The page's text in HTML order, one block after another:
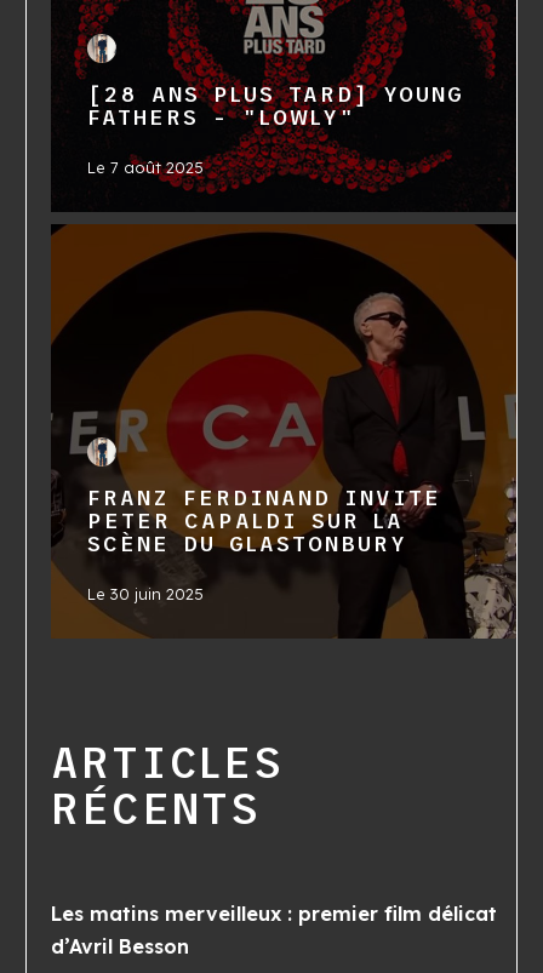
[28 ANS PLUS TARD] YOUNG
FATHERS - "LOWLY"
Le7 août 2025
FRANZ FERDINAND INVITE
PETER CAPALDI SUR LA
SCÈNE DU GLASTONBURY
Le30 juin 2025
ARTICLES
RÉCENTS
Les matins merveilleux : premier film délicat
d’Avril Besson